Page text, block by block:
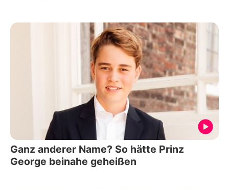
Ganz anderer Name? So hätte Prinz
George beinahe geheißen